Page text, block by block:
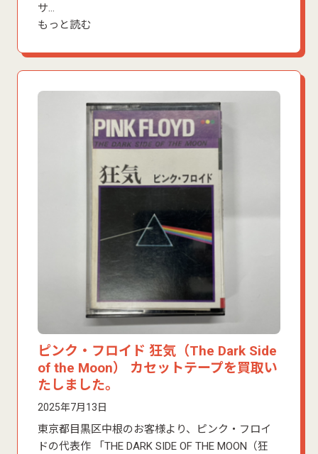
サ…
もっと読む
ピンク・フロイド 狂気（The Dark Side
of the Moon） カセットテープを買取い
たしました。
2025年7月13日
東京都目黒区中根のお客様より、ピンク・フロイ
ドの代表作 「THE DARK SIDE OF THE MOON（狂